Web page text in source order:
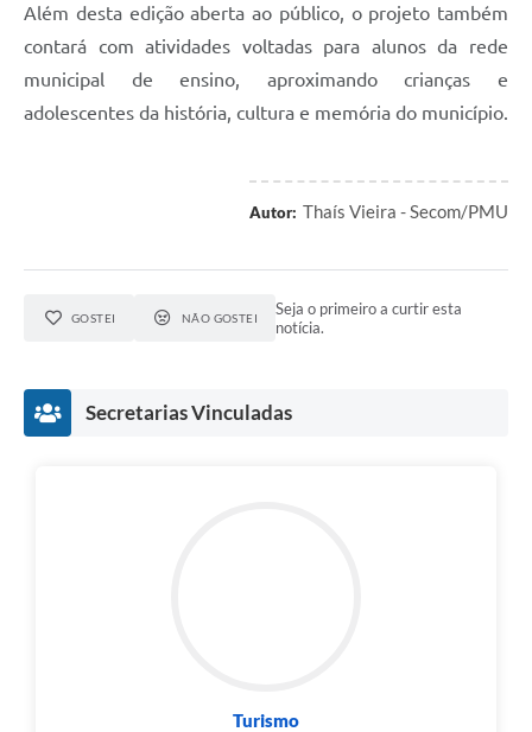
Além desta edição aberta ao público, o projeto também
contará com atividades voltadas para alunos da rede
municipal de ensino, aproximando crianças e
adolescentes da história, cultura e memória do município.
Autor: Thaís Vieira - Secom/PMU
GOSTEI NÃO GOSTEI
Seja o primeiro a curtir esta
notícia.
Secretarias Vinculadas
Turismo